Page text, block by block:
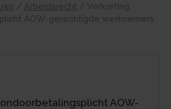
/ Arbeidsrecht / Verkorting
AOW-gerechtigde werknemers
AOW-